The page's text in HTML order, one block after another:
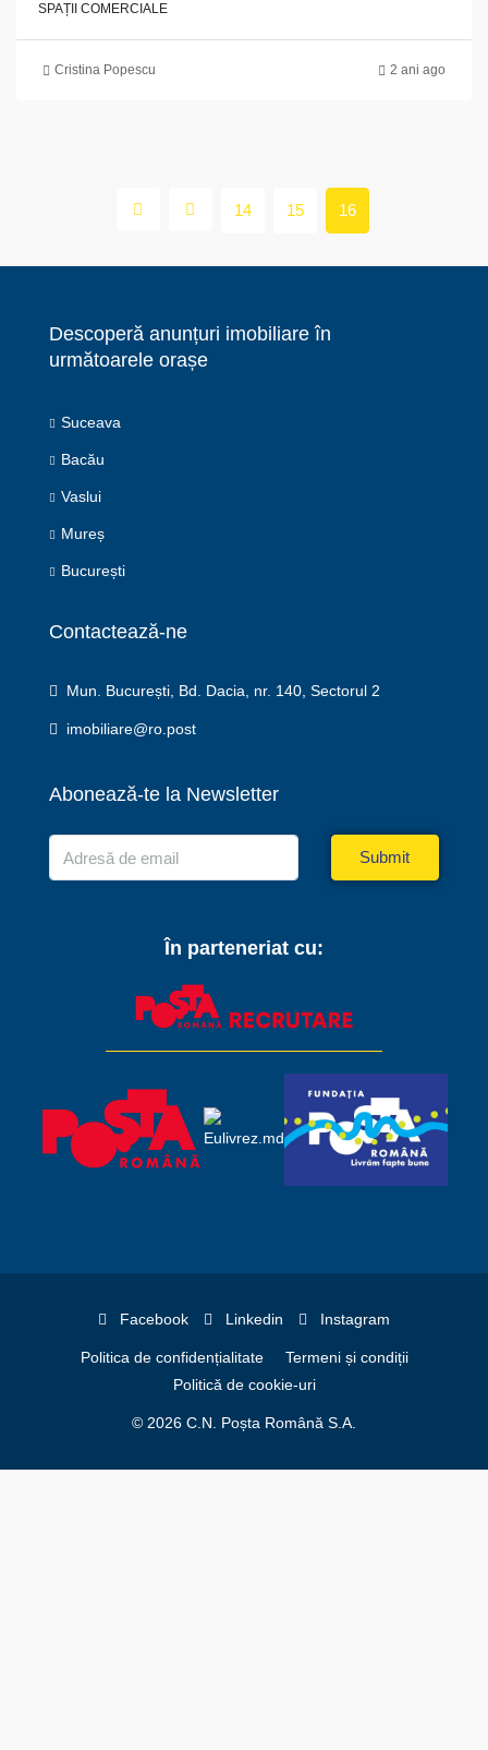
SPAȚII COMERCIALE
Cristina Popescu 2 ani ago
14 15 16
Descoperă anunțuri imobiliare în
următoarele orașe
Suceava
Bacău
Vaslui
Mureș
București
Contactează-ne
Mun. București, Bd. Dacia, nr. 140, Sectorul 2
imobiliare@ro.post
Abonează-te la Newsletter
Submit
În parteneriat cu:
Facebook Linkedin Instagram
Politica de confidențialitate
Termeni și condiții
Politică de cookie-uri
© 2026 C.N. Poșta Română S.A.